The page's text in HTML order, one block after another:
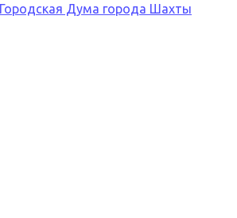
Городская Дума города Шахты